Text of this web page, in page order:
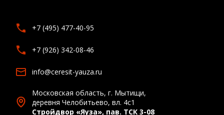
+7 (495) 477-40-95
+7 (926) 342-08-46
info@ceresit-yauza.ru
Московская область, г. Мытищи,
деревня Челобитьево, вл. 4с1
Стройдвор «Яуза», пав. ТСК 3-08